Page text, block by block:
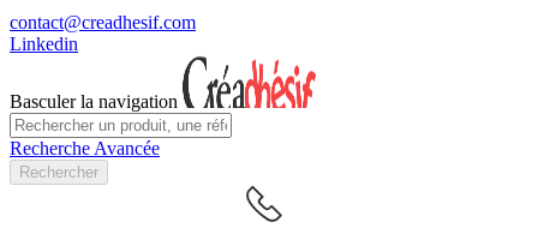
contact@creadhesif.com
Linkedin
Basculer la navigation
Recherche Avancée
Rechercher